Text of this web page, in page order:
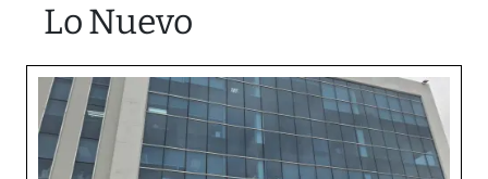
Lo Nuevo